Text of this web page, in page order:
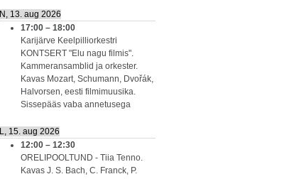
N, 13. aug 2026
17:00 – 18:00
Karijärve Keelpilliorkestri
KONTSERT "Elu nagu filmis".
Kammeransamblid ja orkester.
Kavas Mozart, Schumann, Dvořák,
Halvorsen, eesti filmimuusika.
Sissepääs vaba annetusega
L, 15. aug 2026
12:00 – 12:30
ORELIPOOLTUND - Tiia Tenno.
Kavas J. S. Bach, C. Franck, P.